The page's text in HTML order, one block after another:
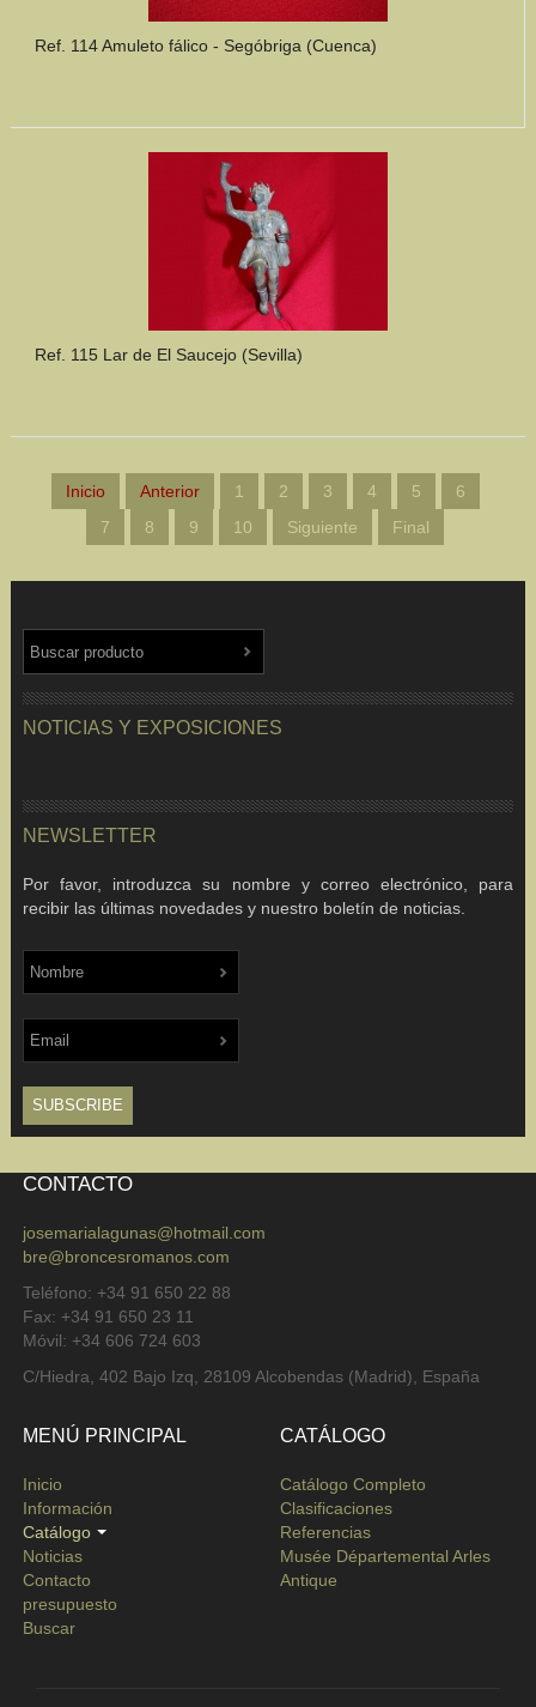
Ref. 114 Amuleto fálico - Segóbriga (Cuenca)
Ref. 115 Lar de El Saucejo (Sevilla)
Inicio Anterior 1 2 3 4 5
6
7
8 9 10 Siguiente Final
NOTICIAS Y EXPOSICIONES
NEWSLETTER
Por favor, introduzca su nombre y correo electrónico, para
recibir las últimas novedades y nuestro boletín de noticias.
CONTACTO
josemarialagunas@hotmail.com
bre@broncesromanos.com
Teléfono: +34 91 650 22 88
Fax: +34 91 650 23 11
Móvil: +34 606 724 603
C/Hiedra, 402 Bajo Izq, 28109 Alcobendas (Madrid), España
MENÚ PRINCIPAL
Inicio
Información
Catálogo
Noticias
Contacto
presupuesto
Buscar
CATÁLOGO
Catálogo Completo
Clasificaciones
Referencias
Musée Départemental Arles
Antique